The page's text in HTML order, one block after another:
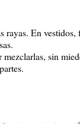
rayas. En vestidos,
mezclarlas, sin